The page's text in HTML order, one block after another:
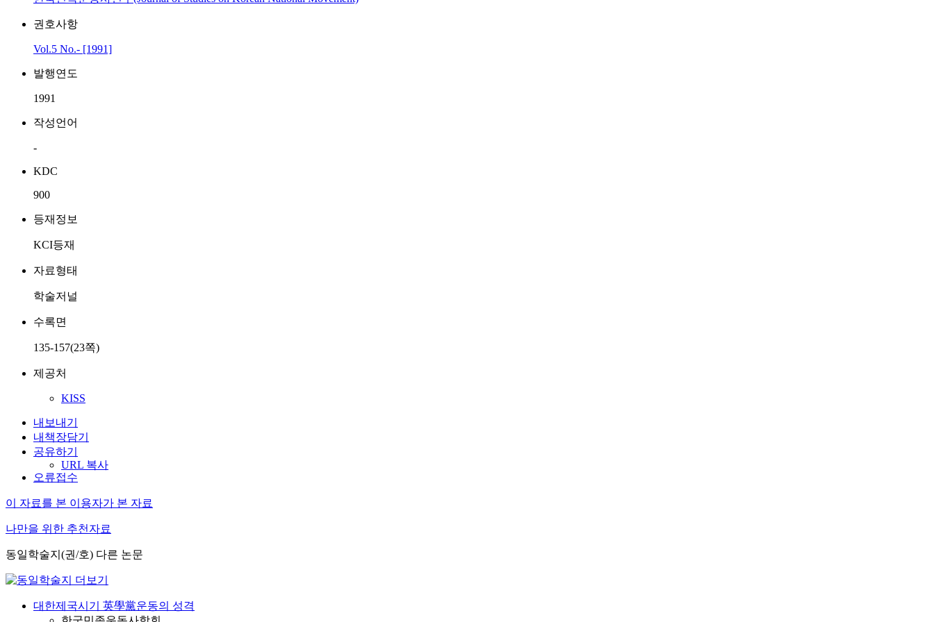
권호사항
Vol.5 No.- [1991]
발행연도
1991
작성언어
-
KDC
900
등재정보
KCI등재
자료형태
학술저널
수록면
135-157(23쪽)
제공처
KISS
내보내기
내책장담기
공유하기
URL 복사
오류접수
이 자료를 본 이용자가 본 자료
나만을 위한 추천자료
동일학술지(권/호) 다른 논문
대한제국시기 英學黨운동의 성격